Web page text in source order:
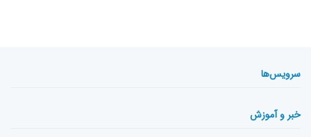
سرویس‌ها
خبر و آموزش